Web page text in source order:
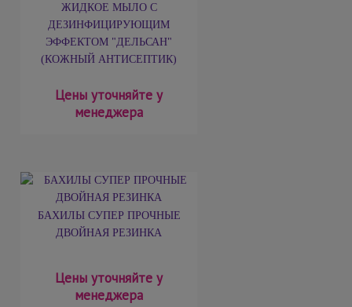
ЖИДКОЕ МЫЛО С
ДЕЗИНФИЦИРУЮЩИМ
ЭФФЕКТОМ "ДЕЛЬСАН"
(КОЖНЫЙ АНТИСЕПТИК)
Цены уточняйте у
менеджера
БАХИЛЫ СУПЕР ПРОЧНЫЕ
ДВОЙНАЯ РЕЗИНКА
Цены уточняйте у
менеджера